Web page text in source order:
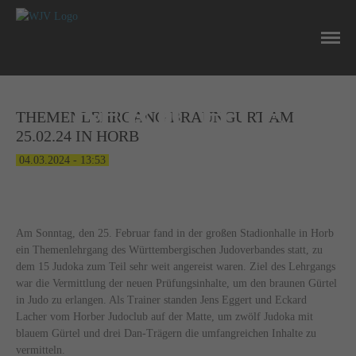
BERICHTE
THEMENLEHRGANG BRAUNGURT AM
25.02.24 IN HORB
04.03.2024 - 13:53
Am Sonntag, den 25. Februar fand in der großen Stadionhalle in Horb
ein Themenlehrgang des Württembergischen Judoverbandes statt, zu
dem 15 Judoka zum Teil sehr weit angereist waren. Ziel des Lehrgangs
war die Vermittlung der neuen Prüfungsinhalte, um den braunen Gürtel
in Judo zu erlangen. Als Trainer standen Jens Eggert und Eckard
Lacher vom Horber Judoclub auf der Matte, um zwölf Judoka mit
blauem Gürtel und drei Dan-Trägern die umfangreichen Inhalte zu
vermitteln.